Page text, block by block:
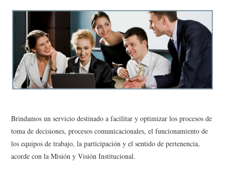
PSICOLÓGICA
CONSULTORÍA
EDUCACIONAL
CONSULTORÍA
Brindamos un servicio destinado a facilitar y optimizar los procesos de
toma de decisiones, procesos comunicacionales, el funcionamiento de
los equipos de trabajo, la participación y el sentido de pertenencia,
acorde con la Misión y Visión Institucional.